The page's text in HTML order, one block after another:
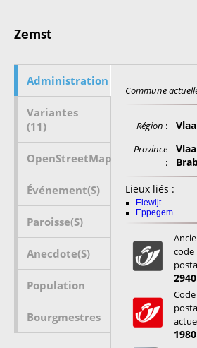
Zemst
Administration
Variantes
(11)
OpenStreetMap
Événement(s)
Paroisse(s)
Anecdote(s)
Population
Bourgmestres
Commune
Région :
Province
:
Lieux liés :
Elewijt
Eppegem
code
2940
Code
1980